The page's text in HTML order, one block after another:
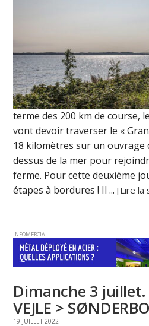
terme des 200 km de course,
vont devoir traverser le «
18 kilomètres sur un ouvrage
dessus de la mer pour
ferme. Pour cette deuxième
étapes à bordures ! Il ...[Lire la
INFOMERCIAL
Dimanche 3 juillet.
VEJLE >
19 JUILLET 2022